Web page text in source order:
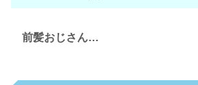
前髪おじさん…